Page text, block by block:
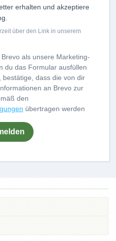
erhalten und akzeptiere
über den Link in unserem
als unsere Marketing-
du das Formular ausfüllen
bestätige, dass die von dir
an Brevo zur
den
übertragen werden